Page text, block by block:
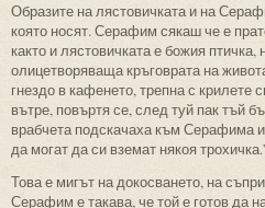
Образите на лястовичката и на
която носят. Серафим сякаш че е
както и лястовичката е божия
олицетворяваща кръговрата на
гнездо в кафенето, трепна с крилете
вътре, повъртя се, след туй пак тъй
врабчета подскачаха към Серафима
да могат да си вземат някоя
Това е мигът на докосването, на
Серафим е такава, че той е готов да